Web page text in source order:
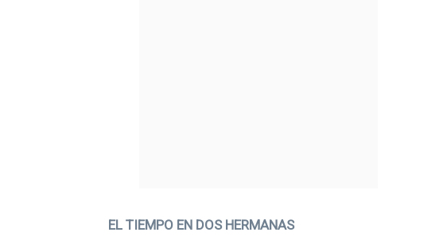
EL TIEMPO EN DOS HERMANAS